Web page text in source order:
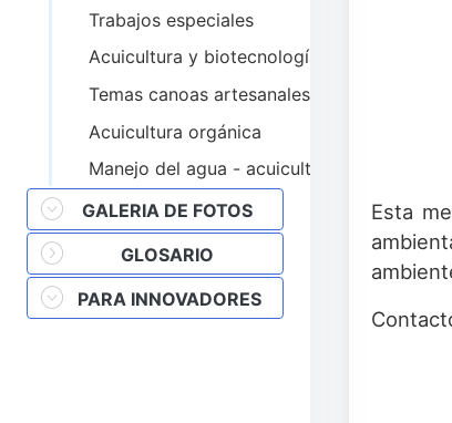
Trabajos especiales
Acuicultura y biotecnología
Temas canoas artesanales
Acuicultura orgánica
Manejo del agua - acuicultura
GALERIA DE FOTOS
GLOSARIO
PARA INNOVADORES
Esta